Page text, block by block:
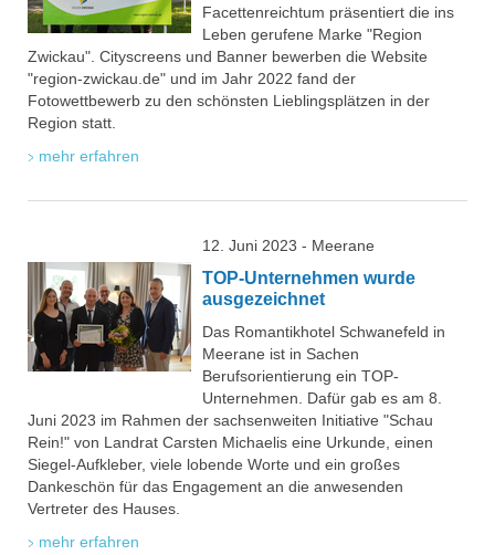
Facettenreichtum präsentiert die ins
Leben gerufene Marke "Region
Zwickau". Cityscreens und Banner bewerben die Website
"region-zwickau.de" und im Jahr 2022 fand der
Fotowettbewerb zu den schönsten Lieblingsplätzen in der
Region statt.
mehr erfahren
12. Juni 2023 - Meerane
TOP-Unternehmen wurde
ausgezeichnet
Das Romantikhotel Schwanefeld in
Meerane ist in Sachen
Berufsorientierung ein TOP-
Unternehmen. Dafür gab es am 8.
Juni 2023 im Rahmen der sachsenweiten Initiative "Schau
Rein!" von Landrat Carsten Michaelis eine Urkunde, einen
Siegel-Aufkleber, viele lobende Worte und ein großes
Dankeschön für das Engagement an die anwesenden
Vertreter des Hauses.
mehr erfahren